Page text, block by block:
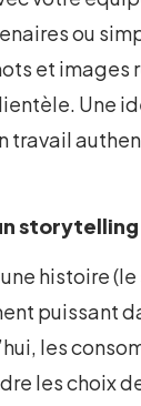
ou
et images
Une
travail
histoire
puissant
les
les choix